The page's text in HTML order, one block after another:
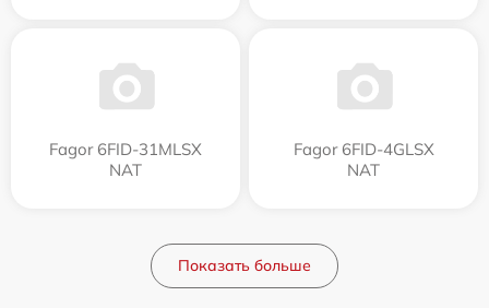
Fagor 6FID-31MLSX
NAT
Fagor 6FID-4GLSX
NAT
Показать больше